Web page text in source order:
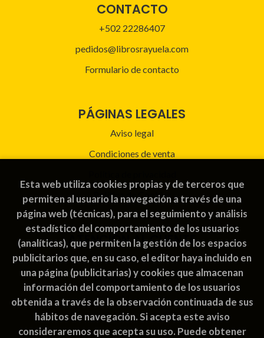
CONTACTO
+502 22286407
pedidos@librosrayuela.com
Formulario de contacto
PÁGINAS LEGALES
Aviso legal
Condiciones de venta
Política de Cookies
ATENCIÓN AL CLIENTE
Quiénes somos
Pedidos especiales
Esta web utiliza cookies propias y de terceros que
permiten al usuario la navegación a través de una
página web (técnicas), para el seguimiento y análisis
estadístico del comportamiento de los usuarios
(analíticas), que permiten la gestión de los espacios
publicitarios que, en su caso, el editor haya incluido en
una página (publicitarias) y cookies que almacenan
información del comportamiento de los usuarios
obtenida a través de la observación continuada de sus
hábitos de navegación. Si acepta este aviso
consideraremos que acepta su uso. Puede obtener